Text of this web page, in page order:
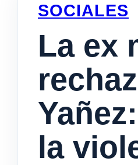
SOCIALES
La ex
la